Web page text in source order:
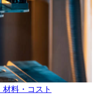
料・コスト